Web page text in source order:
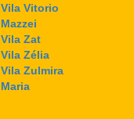
Vila Vitorio
Mazzei
Vila Zat
Vila Zélia
Vila Zulmira
Maria